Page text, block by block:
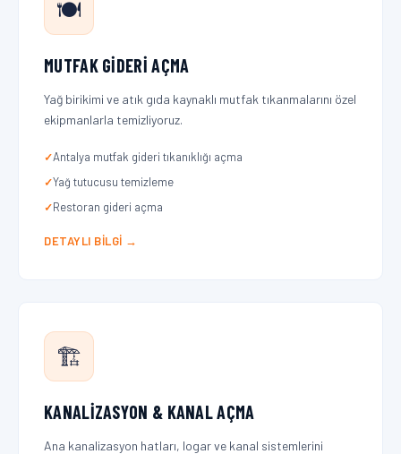
🍽️
MUTFAK GIDERI AÇMA
Yağ birikimi ve atık gıda kaynaklı mutfak tıkanmalarını özel
ekipmanlarla temizliyoruz.
Antalya mutfak gideri tıkanıklığı açma
Yağ tutucusu temizleme
Restoran gideri açma
DETAYLI BILGI →
🏗️
KANALIZASYON & KANAL AÇMA
Ana kanalizasyon hatları, logar ve kanal sistemlerini